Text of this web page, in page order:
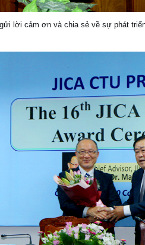
lời cảm ơn và chia sẻ về sự phát